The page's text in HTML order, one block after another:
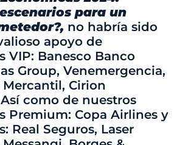
para un
no habría sido
apoyo de
VIP: Banesco Banco
Group, Venemergencia,
Cirion
como de nuestros
Premium: Copa Airlines y
Real Seguros, Laser